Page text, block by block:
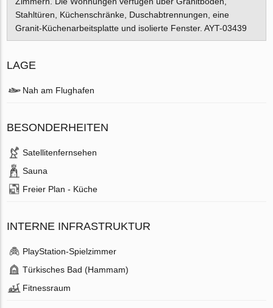
Stahltüren, Küchenschränke, Duschabtrennungen, eine
Granit-Küchenarbeitsplatte und isolierte Fenster. AYT-03439
LAGE
Nah am Flughafen
BESONDERHEITEN
Satellitenfernsehen
Sauna
Freier Plan - Küche
INTERNE INFRASTRUKTUR
PlayStation-Spielzimmer
Türkisches Bad (Hammam)
Fitnessraum